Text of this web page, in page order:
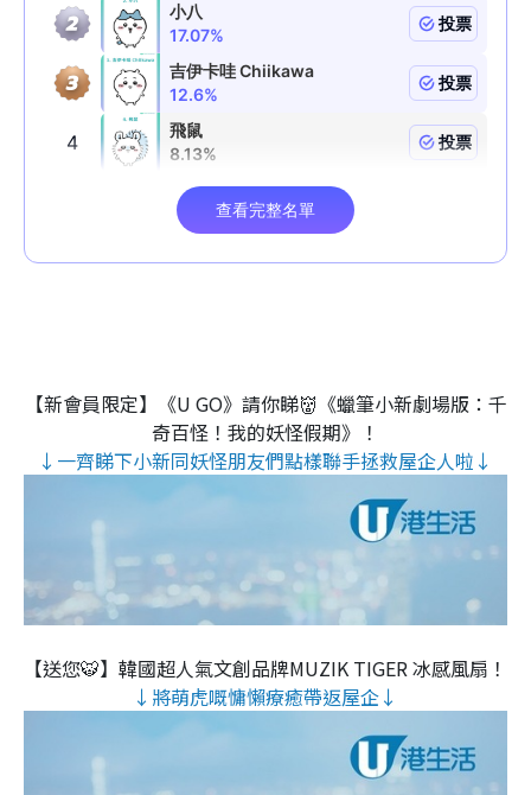
【新會員限定】《U GO》請你睇👹《蠟筆小新劇場版：千
奇百怪！我的妖怪假期》！
↓一齊睇下小新同妖怪朋友們點樣聯手拯救屋企人啦↓
【送您🐯】韓國超人氣文創品牌MUZIK TIGER 冰感風扇！
↓將萌虎嘅慵懶療癒帶返屋企↓